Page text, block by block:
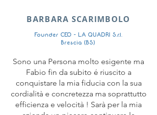
BARBARA SCARIMBOLO
Founder CEO - LA QUADRI S.r.l.
Brescia (BS)
Sono una Persona molto esigente ma
Fabio fin da subito é riuscito a
conquistare la mia fiducia con la sua
cordialità e concretezza ma soprattutto
efficienza e velocità ! Sarà per la mia